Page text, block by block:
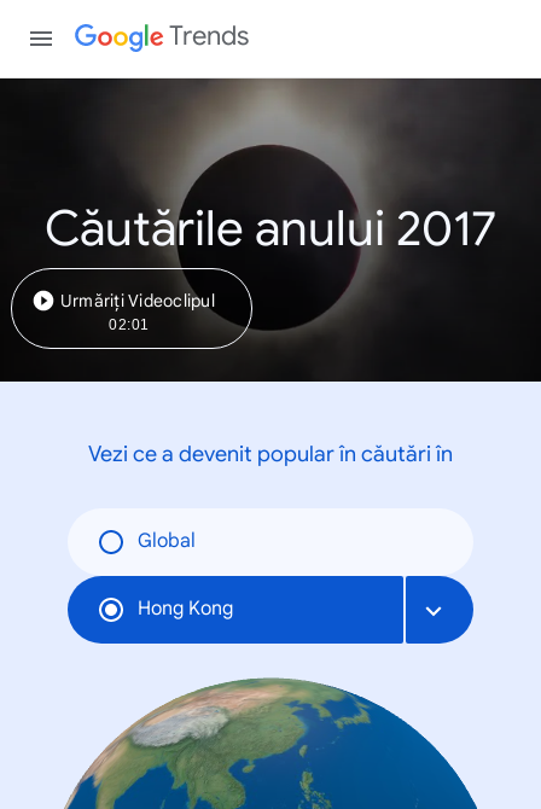
Trends
Căutările anului 2017
Urmăriți Videoclipul
02:01
Vezi ce a devenit popular în căutări în
Global
Hong Kong